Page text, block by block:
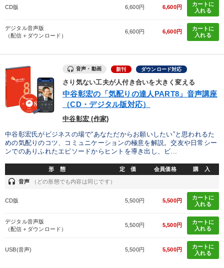
CD版 6,600円 6,600円
カートに
入れる
デジタル音声版
（配信＋ダウンロード）
6,600円 6,600円
カートに
入れる
音声・動画 新刊 ダウンロード対応
さり気ない工夫が人付き合いを大きく変える
中谷彰宏の「気配りの達人PART8」音声講座
（CD・デジタル版対応）
中谷彰宏 (作家)
中谷彰宏氏がビジネスの場で“あなただからお願いしたい”と思われるた
めの気配りのコツ、コミュニケーションの極意を解説。交友や日常シー
ンでのありふれたエピソードからヒントを導き出し、ビ...
形 態 定 価 会員価格 購 入
headset 音声 （どの形態でも内容は同じです）
CD版 5,500円 5,500円
カートに
入れる
デジタル音声版
（配信＋ダウンロード）
5,500円 5,500円
カートに
入れる
USB(音声) 5,500円 5,500円
カートに
入れる